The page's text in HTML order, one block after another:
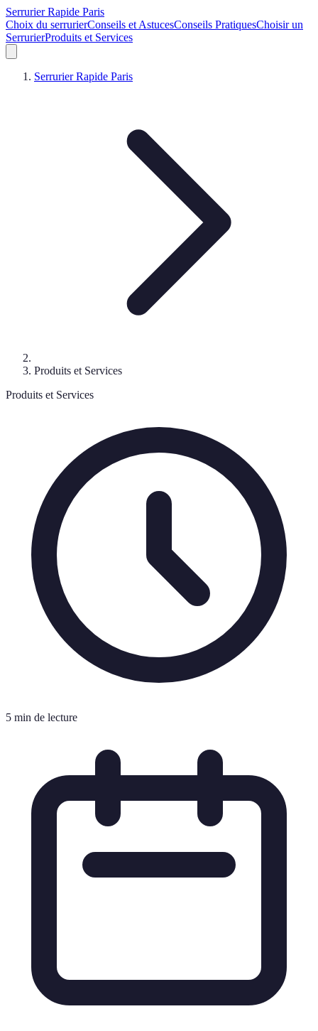
Serrurier Rapide Paris
Choix du serrurierConseils et AstucesConseils PratiquesChoisir un
SerrurierProduits et Services
Serrurier Rapide Paris
Produits et Services
Produits et Services
5 min de lecture